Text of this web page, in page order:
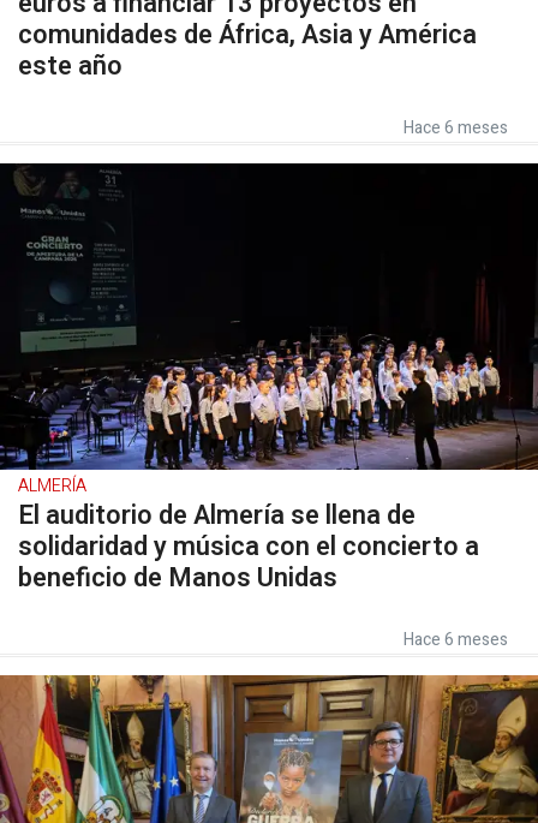
comunidades de África, Asia y América
este año
Hace 6 meses
ALMERÍA
El auditorio de Almería se llena de
solidaridad y música con el concierto a
beneficio de Manos Unidas
Hace 6 meses